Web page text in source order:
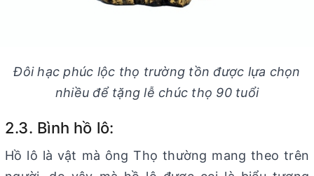
Đôi hạc phúc lộc thọ trường tồn được lựa chọn
nhiều để tặng lễ chúc thọ 90 tuổi
2.3. Bình hồ lô:
Hồ lô là vật mà ông Thọ thường mang theo trên